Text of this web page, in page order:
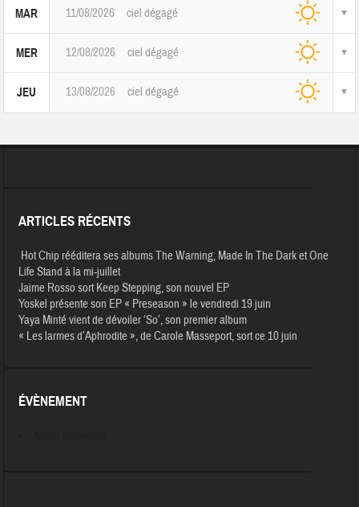
MAR 11/08/2026 ciel dégagé
MER 12/08/2026 ciel dégagé
JEU 13/08/2026 ciel dégagé
ARTICLES RÉCENTS
Hot Chip rééditera ses albums The Warning, Made In The Dark et One
Life Stand à la mi-juillet
Jaime Rosso sort Keep Stepping, son nouvel EP
Yoskel présente son EP « Preseason » le vendredi 19 juin
Yaya Minté vient de dévoiler ‘So’, son premier album
« Les larmes d’Aphrodite », de Carole Masseport, sort ce 10 juin
ÉVÈNEMENT